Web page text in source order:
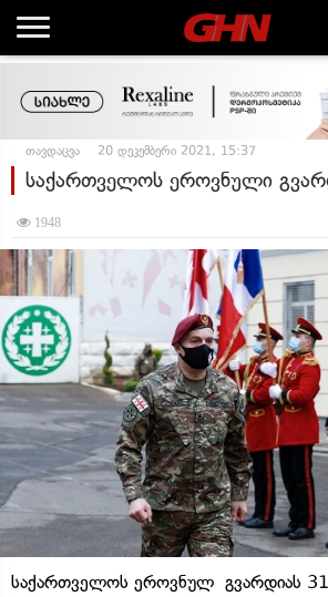
თავდაცვა 20 დეკემბერი 2021, 15:37
საქართველოს ეროვნული
1948
საქართველოს ეროვნულ გვარდიას